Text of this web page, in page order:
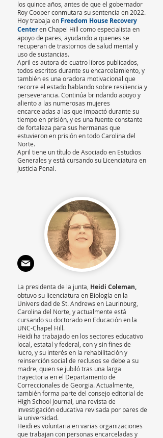
los quince años, antes de que el gobernador
Roy Cooper conmutara su sentencia en 2022.
Hoy trabaja en Freedom House Recovery
Centeren Chapel Hill como especialista en
apoyo de pares, ayudando a quienes se
recuperan de trastornos de salud mental y
uso de sustancias.
April es autora de cuatro libros publicados,
todos escritos durante su encarcelamiento, y
también es una oradora motivacional que
recorre el estado hablando sobre resiliencia y
perseverancia. Continúa brindando apoyo y
aliento a las numerosas mujeres
encarceladas a las que impactó durante su
tiempo en prisión, y es una fuente constante
de fortaleza para sus hermanas que
estuvieron en prisión en todo Carolina del
Norte.
April tiene un título de Asociado en Estudios
Generales y está cursando su Licenciatura en
Justicia Penal.
La presidenta de la junta, Heidi Coleman,
obtuvo su licenciatura en Biología en la
Universidad de St. Andrews en Laurinburg,
Carolina del Norte, y actualmente está
cursando su doctorado en Educación en la
UNC-Chapel Hill.
Heidi ha trabajado en los sectores educativo
local, estatal y federal, con y sin fines de
lucro, y su interés en la rehabilitación y
reinserción social de reclusos se debe a su
madre, quien se jubiló tras una larga
trayectoria en el Departamento de
Correccionales de Georgia. Actualmente,
también forma parte del consejo editorial de
High School Journal, una revista de
investigación educativa revisada por pares de
la universidad.
Heidi es voluntaria en varias organizaciones
que trabajan con personas encarceladas y